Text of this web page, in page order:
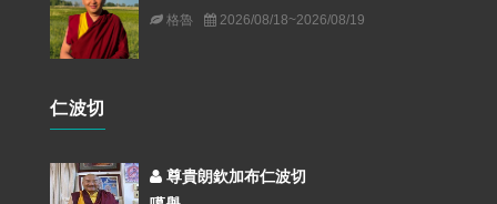
格魯 2026/08/18~2026/08/19
仁波切
尊貴朗欽加布仁波切